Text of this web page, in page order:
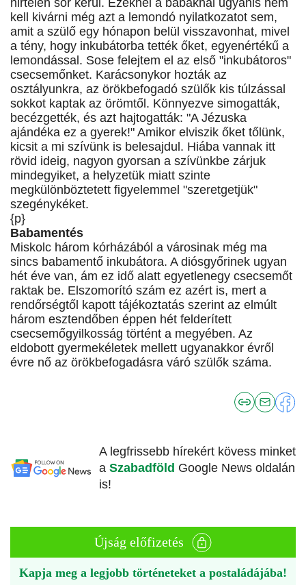
hirtelen sor kerül. Ezeknél a babáknál ugyanis nem
kell kivárni még azt a lemondó nyilatkozatot sem,
amit a szülő egy hónapon belül visszavonhat, mivel
a tény, hogy inkubátorba tették őket, egyenértékű a
lemondással. Sose felejtem el az első "inkubátoros"
csecsemőnket. Karácsonykor hozták az
osztályunkra, az örökbefogadó szülők kis túlzással
sokkot kaptak az örömtől. Könnyezve simogatták,
becézgették, és azt hajtogatták: "A Jézuska
ajándéka ez a gyerek!" Amikor elviszik őket tőlünk,
kicsit a mi szívünk is belesajdul. Hiába vannak itt
rövid ideig, nagyon gyorsan a szívünkbe zárjuk
mindegyiket, a helyzetük miatt szinte
megkülönböztetett figyelemmel "szeretgetjük"
szegénykéket.
{p}
Babamentés
Miskolc három kórházából a városinak még ma
sincs babamentő inkubátora. A diósgyőrinek ugyan
hét éve van, ám ez idő alatt egyetlenegy csecsemőt
raktak be. Elszomorító szám ez azért is, mert a
rendőrségtől kapott tájékoztatás szerint az elmúlt
három esztendőben éppen hét felderített
csecsemőgyilkosság történt a megyében. Az
eldobott gyermekéletek mellett ugyanakkor évről
évre nő az örökbefogadásra váró szülők száma.
A legfrissebb hírekért kövess minket
a Szabadföld Google News oldalán
is!
Újság előfizetés
Kapja meg a legjobb történeteket a postaládájába!